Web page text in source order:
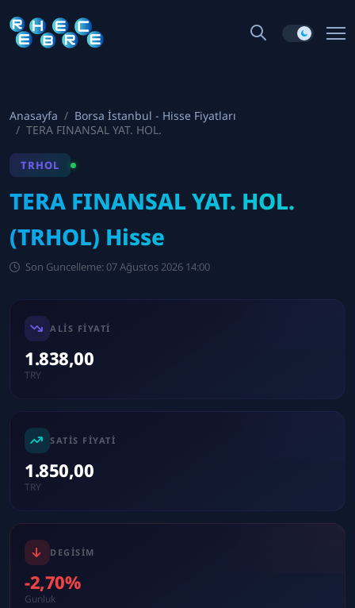
Anasayfa
Borsa İstanbul - Hisse Fiyatları
TERA FINANSAL YAT. HOL.
TRHOL
TERA FINANSAL YAT. HOL.
(TRHOL) Hisse
Son Guncelleme: 07 Ağustos 2026 14:00
ALIS FIYATI
1.838,00
TRY
SATIS FIYATI
1.850,00
TRY
DEGISIM
-2,70%
Gunluk